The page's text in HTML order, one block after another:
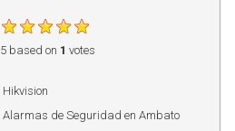
5 based on 1 votes
Hikvision
Alarmas de Seguridad en Ambato